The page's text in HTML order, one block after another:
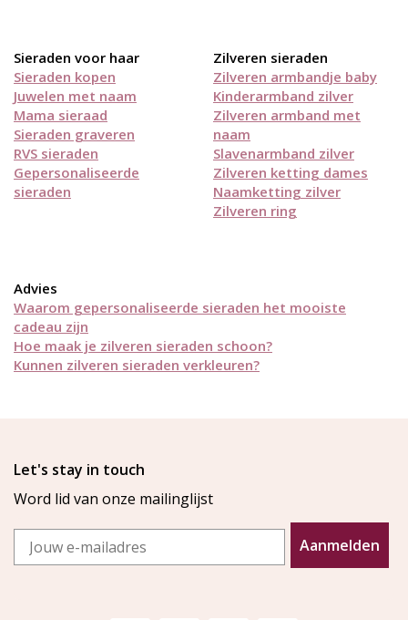
Sieraden voor haar
Sieraden kopen
Juwelen met naam
Mama sieraad
Sieraden graveren
RVS sieraden
Gepersonaliseerde
sieraden
Zilveren sieraden
Zilveren armbandje baby
Kinderarmband zilver
Zilveren armband met
naam
Slavenarmband zilver
Zilveren ketting dames
Naamketting zilver
Zilveren ring
Advies
Waarom gepersonaliseerde sieraden het mooiste
cadeau zijn
Hoe maak je zilveren sieraden schoon?
Kunnen zilveren sieraden verkleuren?
Let's stay in touch
Word lid van onze mailinglijst
Email
Aanmelden